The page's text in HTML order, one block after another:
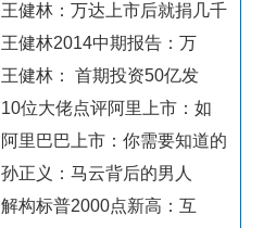
王健林：万达上市后就捐几千
王健林2014中期报告：万
王健林： 首期投资50亿发
10位大佬点评阿里上市：如
阿里巴巴上市：你需要知道的
孙正义：马云背后的男人
解构标普2000点新高：互